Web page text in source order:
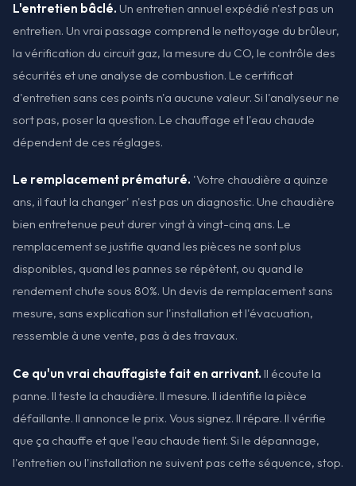
L'entretien bâclé. Un entretien annuel expédié n'est pas un
entretien. Un vrai passage comprend le nettoyage du brûleur,
la vérification du circuit gaz, la mesure du CO, le contrôle des
sécurités et une analyse de combustion. Le certificat
d'entretien sans ces points n'a aucune valeur. Si l'analyseur ne
sort pas, poser la question. Le chauffage et l'eau chaude
dépendent de ces réglages.
Le remplacement prématuré. 'Votre chaudière a quinze
ans, il faut la changer' n'est pas un diagnostic. Une chaudière
bien entretenue peut durer vingt à vingt-cinq ans. Le
remplacement se justifie quand les pièces ne sont plus
disponibles, quand les pannes se répètent, ou quand le
rendement chute sous 80%. Un devis de remplacement sans
mesure, sans explication sur l'installation et l'évacuation,
ressemble à une vente, pas à des travaux.
Ce qu'un vrai chauffagiste fait en arrivant. Il écoute la
panne. Il teste la chaudière. Il mesure. Il identifie la pièce
défaillante. Il annonce le prix. Vous signez. Il répare. Il vérifie
que ça chauffe et que l'eau chaude tient. Si le dépannage,
l'entretien ou l'installation ne suivent pas cette séquence, stop.